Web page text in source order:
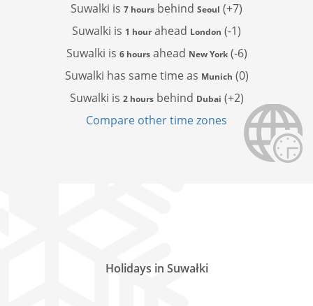
Suwalki is 7 hours behind Seoul (+7)
Suwalki is 1 hourahead London (-1)
Suwalki is 6 hoursahead New York(-6)
Suwalki has same time as Munich (0)
Suwalki is 2 hoursbehind Dubai (+2)
Compare other time zones
Holidays in Suwałki